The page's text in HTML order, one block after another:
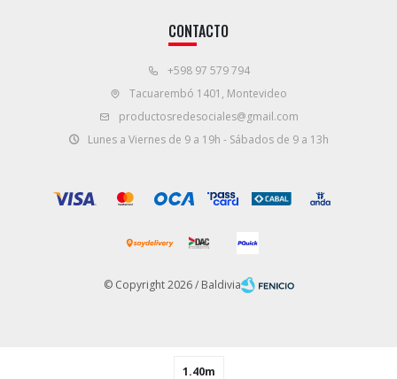
1.40m
CONTACTO
+598 97 579 794
Tacuarembó 1401, Montevideo
productosredesociales@gmail.com
Lunes a Viernes de 9 a 19h - Sábados de 9 a 13h
© Copyright 2026 / Baldivia